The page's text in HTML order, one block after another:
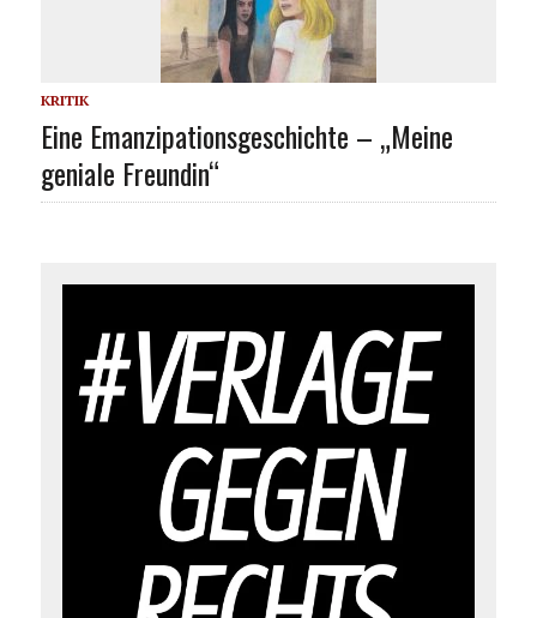
KRITIK
Eine Emanzipationsgeschichte – „Meine
geniale Freundin“